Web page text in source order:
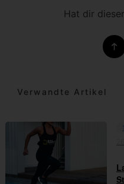
Hat dir
Verwandte Artikel